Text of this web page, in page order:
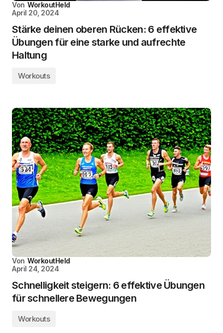
Von WorkoutHeld
April 20, 2024
Stärke deinen oberen Rücken: 6 effektive
Übungen für eine starke und aufrechte
Haltung
Workouts
Von WorkoutHeld
April 24, 2024
Schnelligkeit steigern: 6 effektive Übungen
für schnellere Bewegungen
Workouts